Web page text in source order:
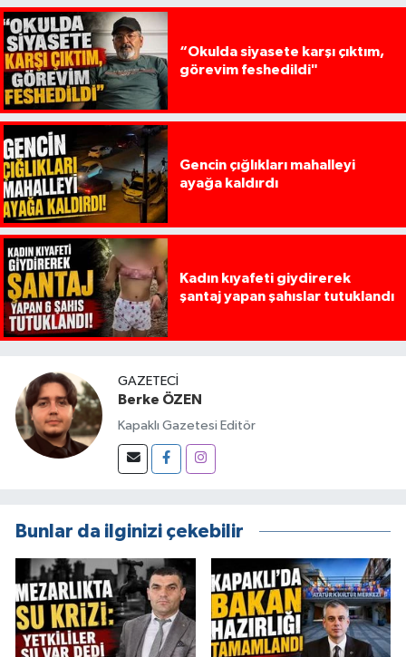
“Okulda siyasete karşı çıktım,
görevim feshedildi"
Gencin çığlıkları mahalleyi
ayağa kaldırdı
Kadın kıyafeti giydirerek
şantaj yapan şahıslar tutuklandı
GAZETECI
Berke ÖZEN
Kapaklı Gazetesi Editör
Bunlar da ilginizi çekebilir